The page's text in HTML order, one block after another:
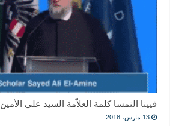
فيينا النمسا كلمة العلاّمة السيد علي الأمين
13 مارس، 2018